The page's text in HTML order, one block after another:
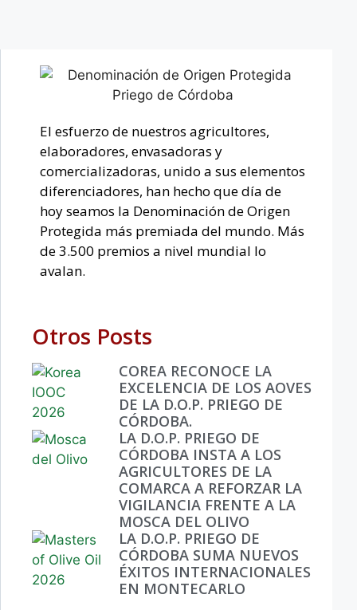
El esfuerzo de nuestros agricultores,
elaboradores, envasadoras y
comercializadoras, unido a sus elementos
diferenciadores, han hecho que día de
hoy seamos la Denominación de Origen
Protegida más premiada del mundo. Más
de 3.500 premios a nivel mundial lo
avalan.
Otros Posts
COREA RECONOCE LA
EXCELENCIA DE LOS AOVES
DE LA D.O.P. PRIEGO DE
CÓRDOBA.
LA D.O.P. PRIEGO DE
CÓRDOBA INSTA A LOS
AGRICULTORES DE LA
COMARCA A REFORZAR LA
VIGILANCIA FRENTE A LA
MOSCA DEL OLIVO
LA D.O.P. PRIEGO DE
CÓRDOBA SUMA NUEVOS
ÉXITOS INTERNACIONALES
EN MONTECARLO